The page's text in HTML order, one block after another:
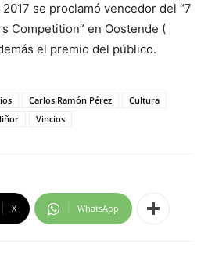
se proclamó vencedor del “7
Competition” en Oostende (
el premio del público.
Carlos Ramón Pérez
Cultura
Vincios
X WhatsApp